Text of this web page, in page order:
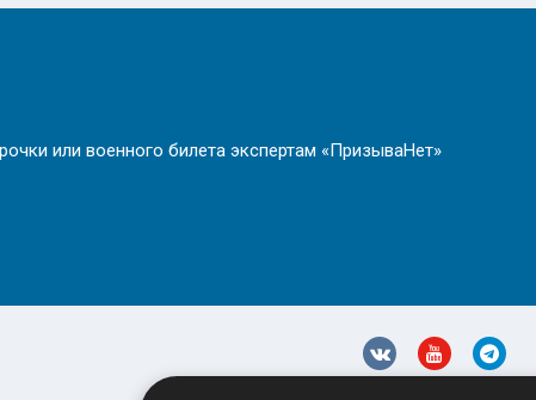
или военного билета экспертам «ПризываНет»